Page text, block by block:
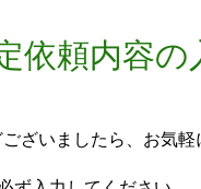
依頼内容の
ざいましたら、お気